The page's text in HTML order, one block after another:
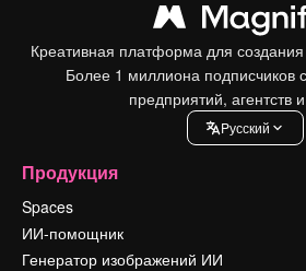
Креативная платформа для
Более 1 миллиона подписчиков
предприятий, агентств
Pусский
Продукция
Spaces
ИИ-помощник
Генератор изображений ИИ